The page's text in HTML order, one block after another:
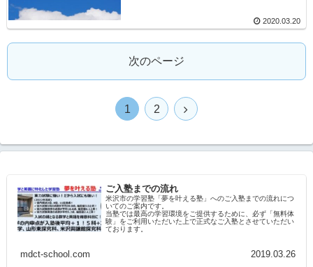
2020.03.20
次のページ
1 2
ご入塾までの流れ
米沢市の学習塾「夢を叶える塾」へのご入塾までの流れにつ
いてのご案内です。
当塾では最高の学習環境をご提供するために、必ず「無料体
験」をご利用いただいた上で正式なご入塾とさせていただい
ております。
mdct-school.com 2019.03.26